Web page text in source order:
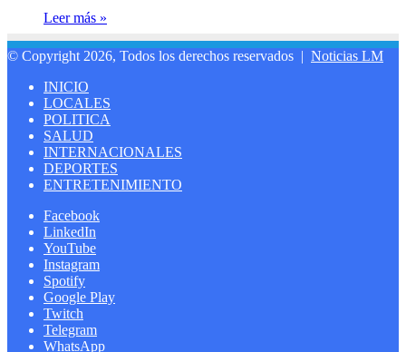
Leer más »
© Copyright 2026, Todos los derechos reservados | Noticias LM
INICIO
LOCALES
POLITICA
SALUD
INTERNACIONALES
DEPORTES
ENTRETENIMIENTO
Facebook
LinkedIn
YouTube
Instagram
Spotify
Google Play
Twitch
Telegram
WhatsApp